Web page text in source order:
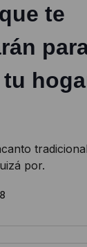
te
por.